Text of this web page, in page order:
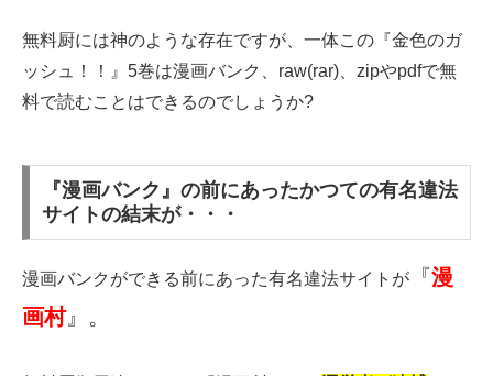
無料厨には神のような存在ですが、一体この『金色のガ
ッシュ！！』5巻は漫画バンク、raw(rar)、zipやpdfで無
料で読むことはできるのでしょうか?
『漫画バンク』の前にあったかつての有名違法
サイトの結末が・・・
漫画バンクができる前にあった有名違法サイトが 『漫
画村』。